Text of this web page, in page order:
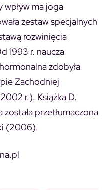
wpływ ma joga
zestaw specjalnych
rozwinięcia
1993 r. naucza
zdobyła
Zachodniej
r.). Książka D.
została przetłumaczona
(2006).